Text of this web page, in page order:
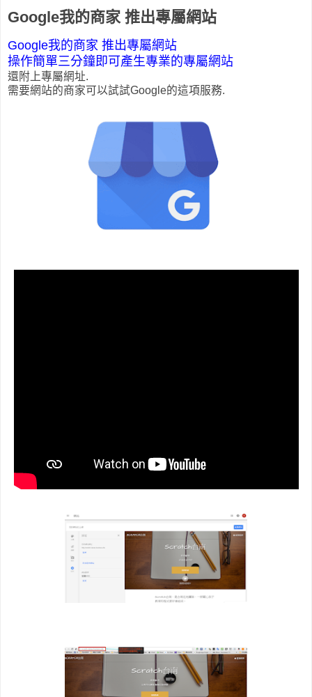
Google我的商家 推出專屬網站
Google我的商家 推出專屬網站
操作簡單三分鐘即可產生專業的專屬網站
還附上專屬網址.
需要網站的商家可以試試Google的這項服務.